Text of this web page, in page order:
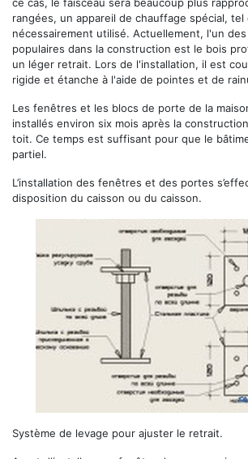
rangées, un appareil de chauffage spécial,
nécessairement utilisé. Actuellement, l'un
populaires dans la construction est le bois
un léger retrait. Lors de l'installation, il est
rigide et étanche à l'aide de pointes et de
Les fenêtres et les blocs de porte de la
installés environ six mois après la
toit. Ce temps est suffisant pour que le
partiel.
L’installation des fenêtres et des portes
disposition du caisson ou du caisson.
Système de levage pour ajuster le retrait.